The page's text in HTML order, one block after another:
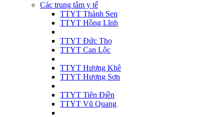
Các trung tâm y tế
TTYT Thành Sen
TTYT Hồng Lĩnh
TTYT Đức Thọ
TTYT Can Lộc
TTYT Hương Khê
TTYT Hương Sơn
TTYT Tiên Điền
TTYT Vũ Quang